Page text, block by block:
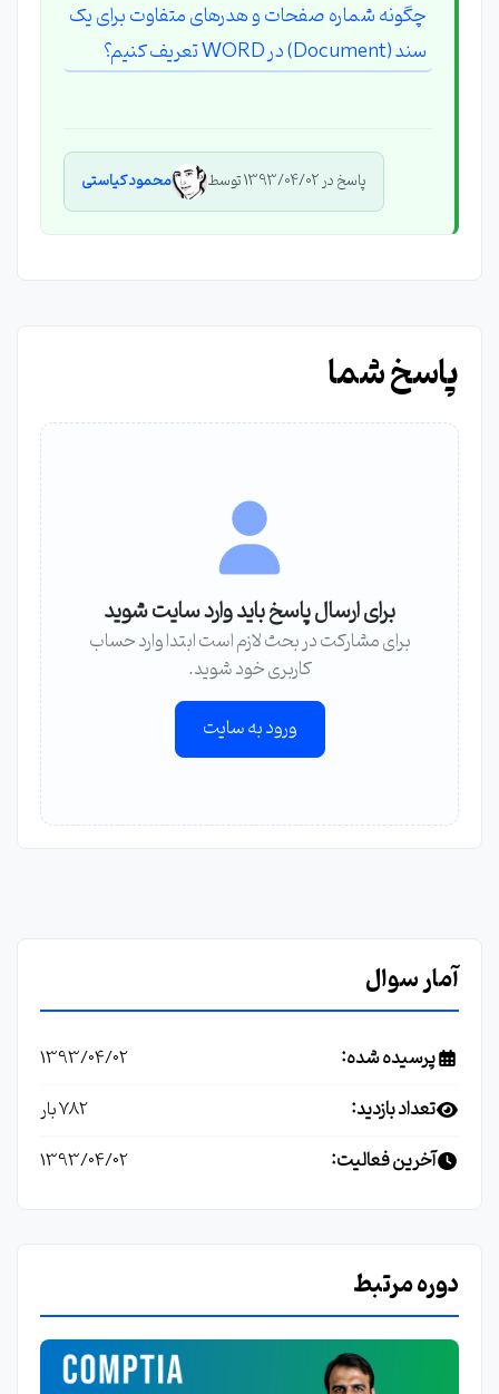
چگونه شماره صفحات و هدرهای متفاوت برای یک
سند (Document) در WORD تعریف کنیم؟
پاسخ در 1393/04/02 توسط محمود کیاستی
پاسخ شما
برای ارسال پاسخ باید وارد سایت شوید
برای مشارکت در بحث لازم است ابتدا وارد حساب
کاربری خود شوید.
ورود به سایت
آمار سوال
پرسیده شده: 1393/04/02
تعداد بازدید: 782 بار
آخرین فعالیت: 1393/04/02
دوره مرتبط